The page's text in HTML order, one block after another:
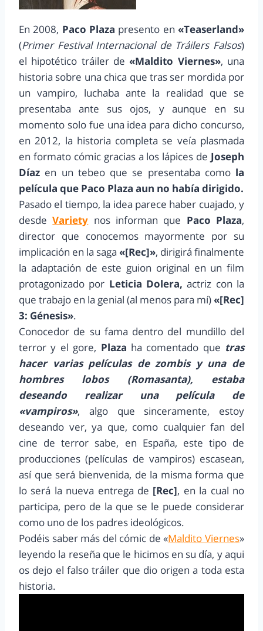
En 2008, Paco Plaza presento en«Teaserland»
(Primer Festival Internacional de Tráilers Falsos)
el hipotético tráiler de«Maldito Viernes», una
historia sobre una chica que tras ser mordida por
un vampiro, luchaba ante la realidad que se
presentaba ante sus ojos, y aunque en su
momento solo fue una idea para dicho concurso,
en 2012, la historia completa se veía plasmada
en formato cómic gracias a los lápices de Joseph
Díaz en un tebeo que se presentaba como la
película que Paco Plaza aun no había dirigido.
Pasado el tiempo, la idea parece haber cuajado, y
desdeVariety nos informan que Paco Plaza,
director que conocemos mayormente por su
implicación en la saga «[Rec]», dirigirá finalmente
la adaptación de este guion original en un film
protagonizado por Leticia Dolera, actriz con la
que trabajo en la genial (al menos para mí)«[Rec]
3: Génesis».
Conocedor de su fama dentro del mundillo del
terror y el gore, Plaza ha comentado que tras
hacer varias películas de zombis y una de
hombres lobos (Romasanta), estaba
deseando realizar una película de
«vampiros», algo que sinceramente, estoy
deseando ver, ya que, como cualquier fan del
cine de terror sabe, en España, este tipo de
producciones (películas de vampiros) escasean,
así que será bienvenida, de la misma forma que
lo será la nueva entrega de [Rec], en la cual no
participa, pero de la que se le puede considerar
como uno de los padres ideológicos.
Podéis saber más del cómic de «Maldito Viernes»
leyendo la reseña que le hicimos en su día, y aqui
os dejo el falso tráiler que dio origen a toda esta
historia.